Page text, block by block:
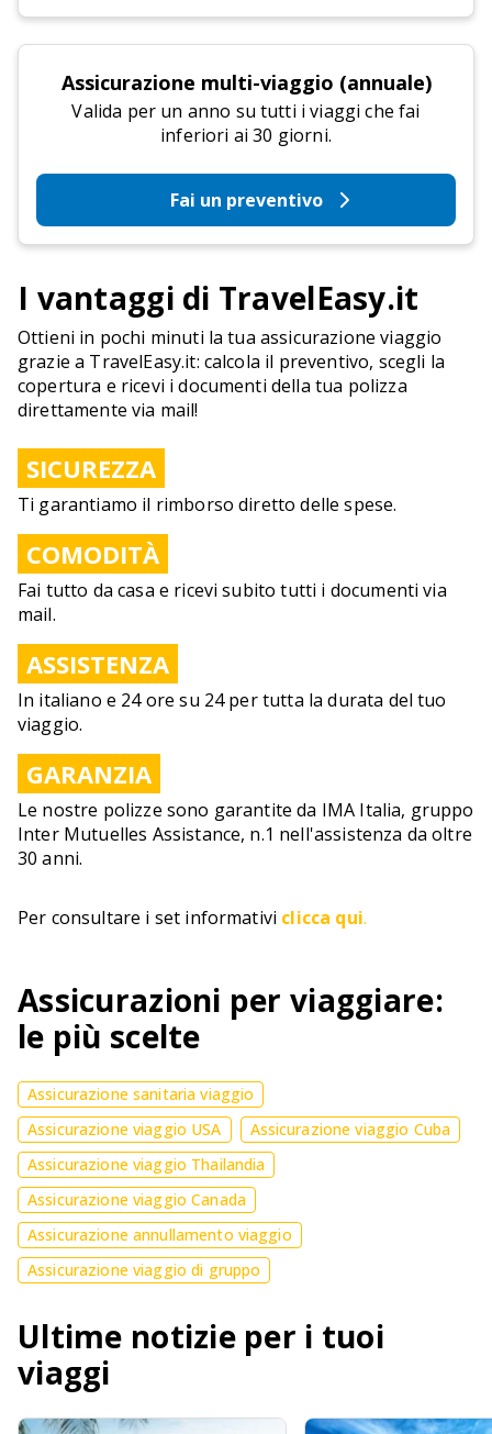
Assicurazione multi-viaggio (annuale)
Valida per un anno su tutti i viaggi che fai
inferiori ai 30 giorni.
Fai un preventivo
I vantaggi di TravelEasy.it
Ottieni in pochi minuti la tua assicurazione viaggio
grazie a TravelEasy.it: calcola il preventivo, scegli la
copertura e ricevi i documenti della tua polizza
direttamente via mail!
SICUREZZA
Ti garantiamo il rimborso diretto delle spese.
COMODITÀ
Fai tutto da casa e ricevi subito tutti i documenti via
mail.
ASSISTENZA
In italiano e 24 ore su 24 per tutta la durata del tuo
viaggio.
GARANZIA
Le nostre polizze sono garantite da IMA Italia, gruppo
Inter Mutuelles Assistance, n.1 nell'assistenza da oltre
30 anni.
Per consultare i set informativi clicca qui.
Assicurazioni per viaggiare:
le più scelte
Assicurazione sanitaria viaggio
Assicurazione viaggio USA
Assicurazione viaggio Cuba
Assicurazione viaggio Thailandia
Assicurazione viaggio Canada
Assicurazione annullamento viaggio
Assicurazione viaggio di gruppo
Ultime notizie per i tuoi
viaggi